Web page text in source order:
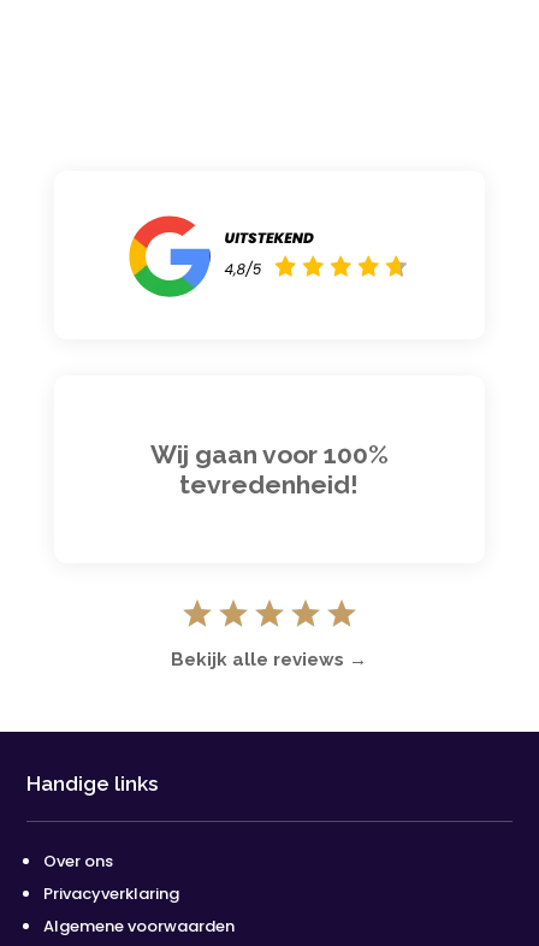
Wij gaan voor 100%
tevredenheid!
Bekijk alle reviews →
Handige links
Over ons
Privacyverklaring
Algemene voorwaarden